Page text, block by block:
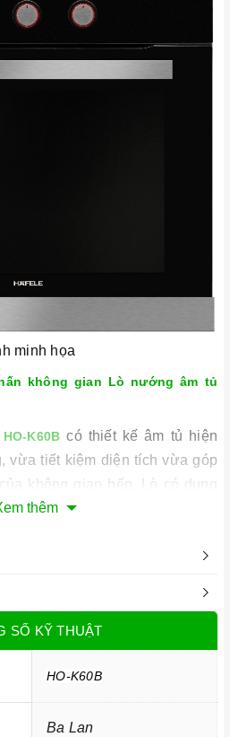
minh họa
không gian Lò nướng âm tủ
K60Bcó thiết kế âm tủ hiện
vừa tiết kiệm diện tích vừa góp
không gian bếp. Lò có dung
tiện cho việc làm bánh, nướng
K60B
có cửa lò được làm từ
năng cách nhiệt cao. Lò hoạt
đối lưu nhiệt với một quạt phụ
khí nóng lưu thông đều
ăn được nướng chín đều hơn
ăn thêm thơm ngon. Bên cạnh
những núm vặn điều khiển
việc vận hành máy trở nên dễ
thêm
SỐ KỸ THUẬT
HO-K60B
Ba Lan